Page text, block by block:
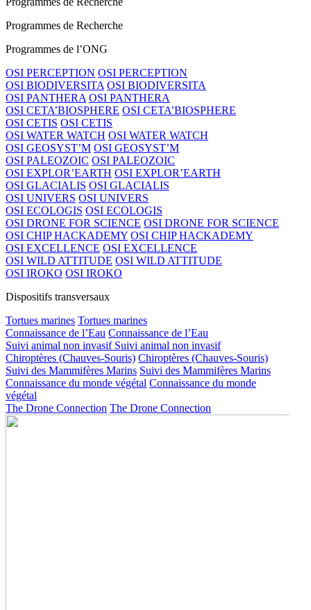
Programmes de Recherche
Programmes de l’ONG
OSI PERCEPTION OSI PERCEPTION
OSI BIODIVERSITA OSI BIODIVERSITA
OSI PANTHERA OSI PANTHERA
OSI CETA’BIOSPHERE OSI CETA’BIOSPHERE
OSI CETIS OSI CETIS
OSI WATER WATCH OSI WATER WATCH
OSI GEOSYST’M OSI GEOSYST’M
OSI PALEOZOIC OSI PALEOZOIC
OSI EXPLOR’EARTH OSI EXPLOR’EARTH
OSI GLACIALIS OSI GLACIALIS
OSI UNIVERS OSI UNIVERS
OSI ECOLOGIS OSI ECOLOGIS
OSI DRONE FOR SCIENCE OSI DRONE FOR SCIENCE
OSI CHIP HACKADEMY OSI CHIP HACKADEMY
OSI EXCELLENCE OSI EXCELLENCE
OSI WILD ATTITUDE OSI WILD ATTITUDE
OSI IROKO OSI IROKO
Dispositifs transversaux
Tortues marines Tortues marines
Connaissance de l’Eau Connaissance de l’Eau
Suivi animal non invasif Suivi animal non invasif
Chiroptères (Chauves-Souris) Chiroptères (Chauves-Souris)
Suivi des Mammifères Marins Suivi des Mammifères Marins
Connaissance du monde végétal Connaissance du monde
végétal
The Drone Connection The Drone Connection